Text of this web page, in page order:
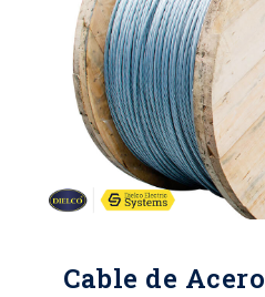
Cable de Acero